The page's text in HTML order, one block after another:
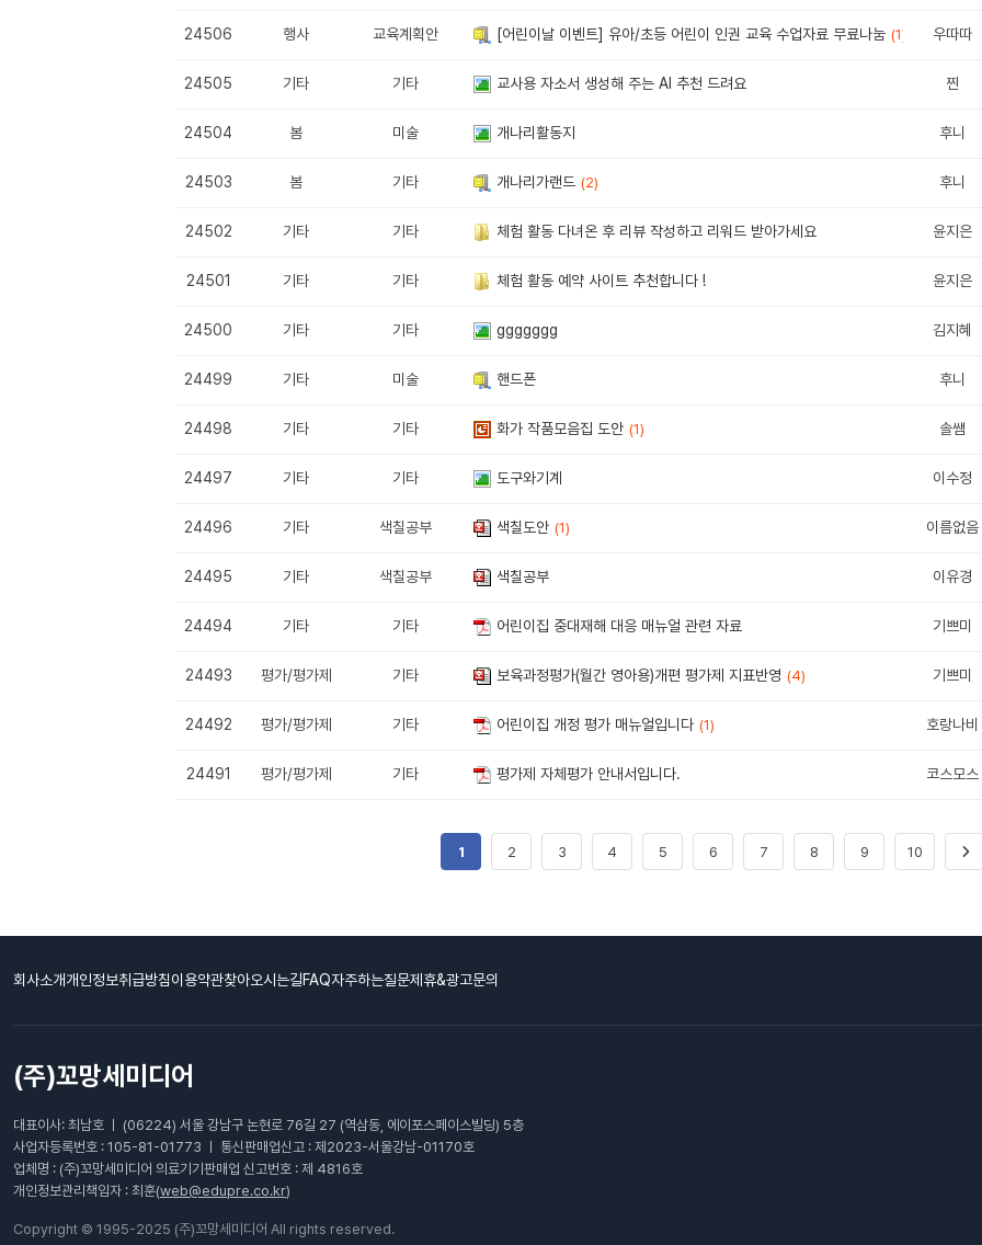
24506 행사 교육계획안 [어린이날 이벤트] 유아/초등 어린이 인권 교육 수업자료 무료나눔 (1) 우따따
24505 기타 기타 교사용 자소서 생성해 주는 AI 추천 드려요 찐
24504 봄 미술 개나리활동지 후니
24503 봄 기타 개나리가랜드 (2) 후니
24502 기타 기타 체험 활동 다녀온 후 리뷰 작성하고 리워드 받아가세요 윤지은
24501 기타 기타 체험 활동 예약 사이트 추천합니다 ! 윤지은
24500 기타 기타 ggggggg 김지혜
24499 기타 미술 핸드폰 후니
24498 기타 기타 화가 작품모음집 도안 (1) 솔쌤
24497 기타 기타 도구와기계 이수정
24496 기타 색칠공부 색칠도안 (1) 이름없음
24495 기타 색칠공부 색칠공부 이유경
24494 기타 기타 어린이집 중대재해 대응 매뉴얼 관련 자료 기쁘미
24493 평가/평가제 기타 보육과정평가(월간 영아용)개편 평가제 지표반영 (4) 기쁘미
24492 평가/평가제 기타 어린이집 개정 평가 매뉴얼입니다 (1) 호랑나비
24491 평가/평가제 기타 평가제 자체평가 안내서입니다. 코스모스
1 2 3 4 5 6 7 8 9 10
회사소개개인정보취급방침이용약관찾아오시는길FAQ자주하는질문제휴&광고문의
(주)꼬망세미디어
대표이사: 최남호 ㅣ (06224) 서울 강남구 논현로 76길 27 (역삼동, 에이포스페이스빌딩) 5층
사업자등록번호 : 105-81-01773 ㅣ 통신판매업신고 : 제2023-서울강남-01170호
업체명 : (주)꼬망세미디어 의료기기판매업 신고번호 : 제 4816호
개인정보관리책임자 : 최훈(web@edupre.co.kr)
Copyright © 1995-2025 (주)꼬망세미디어 All rights reserved.